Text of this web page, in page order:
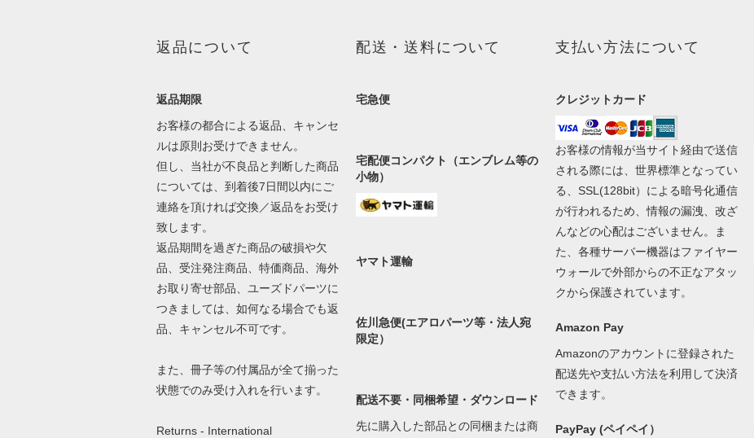
返品について
返品期限
お客様の都合による返品、キャンセ
ルは原則お受けできません。
但し、当社が不良品と判断した商品
については、到着後7日間以内にご
連絡を頂ければ交換／返品をお受け
致します。
返品期間を過ぎた商品の破損や欠
品、受注発注商品、特価商品、海外
お取り寄せ部品、ユーズドパーツに
つきましては、如何なる場合でも返
品、キャンセル不可です。
また、冊子等の付属品が全て揃った
状態でのみ受け入れを行います。
Returns - International
配送・送料について
宅急便
宅配便コンパクト（エンブレム等の
小物）
ヤマト運輸
佐川急便(エアロパーツ等・法人宛
限定）
配送不要・同梱希望・ダウンロード
先に購入した部品との同梱または商
支払い方法について
クレジットカード
お客様の情報が当サイト経由で送信
される際には、世界標準となってい
る、SSL(128bit）による暗号化通信
が行われるため、情報の漏洩、改ざ
んなどの心配はございません。ま
た、各種サーバー機器はファイヤー
ウォールで外部からの不正なアタッ
クから保護されています。
Amazon Pay
Amazonのアカウントに登録された
配送先や支払い方法を利用して決済
できます。
PayPay (ペイペイ）